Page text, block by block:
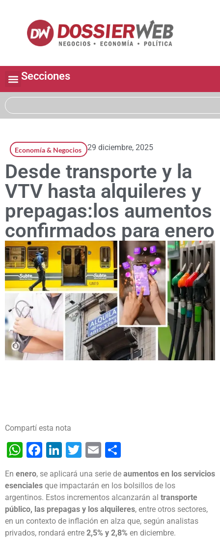
Secciones
Economía & Negocios 29 diciembre, 2025
Desde transporte y la
VTV hasta alquileres y
prepagas:los aumentos
confirmados para enero
Compartí esta nota
WhatsApp
Facebook
LinkedIn
Twitter
Email
En enero, se aplicará una serie de aumentos en los servicios
esenciales que impactarán en los bolsillos de los
argentinos. Estos incrementos alcanzarán al transporte
público, las prepagas y los alquileres, entre otros sectores,
en un contexto de inflación en alza que, según analistas
privados, rondará entre 2,5% y 2,8% en diciembre.